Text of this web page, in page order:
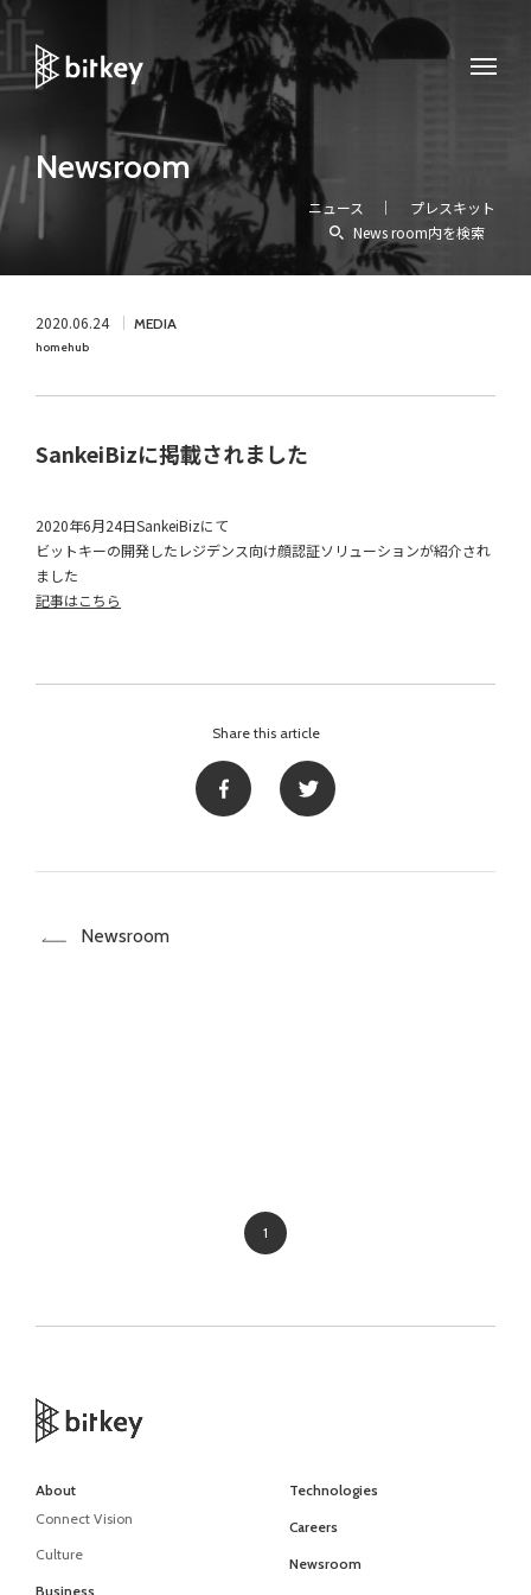
Newsroom
ニュース
プレスキット
News room内を検索
2020.06.24 MEDIA
homehub
SankeiBizに掲載されました
2020年6月24日SankeiBizにて
ビットキーの開発したレジデンス向け顔認証ソリューションが紹介され
ました
記事はこちら
Share this article
Newsroom
1
About
Connect Vision
Culture
Business
Technologies
Careers
Newsroom